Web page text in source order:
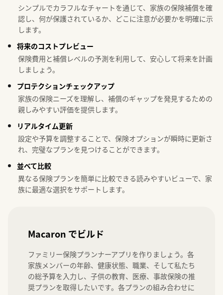
シンプルでカラフルなチャートを通じて、家族の保険補償を確
認し、何が保護されているか、どこに注意が必要かを明確に示
します。
将来のコストプレビュー
保険費用と補償レベルの予測を利用して、安心して将来を計画
しましょう。
プロテクションチェックアップ
家族の保険ニーズを理解し、補償のギャップを発見するための
親しみやすい評価を提供します。
リアルタイム更新
設定や予算を調整することで、保険オプションが瞬時に更新さ
れ、完璧なプランを見つけることができます。
並べて比較
異なる保険プランを簡単に比較できる読みやすいビューで、家
族に最適な選択をサポートします。
Macaron でビルド
ファミリー保険プランナーアプリを作りましょう。各
家族メンバーの年齢、健康状態、職業、そして私たち
の総予算を入力し、子供の教育、医療、事故保険の推
奨プランを取得したいです。各プランの組み合わせに